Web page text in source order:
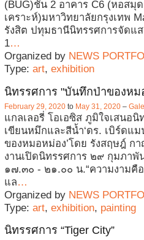
(BUG)ชั้น 2 อาคาร C6 (หอสมุ
เคราะห์)มหาวิทยาลัยกรุงเทพ
รังสิต ปทุมธานีนิทรรศการจัดแส
1…
Organized by NEWS
Type: art, exhibition
นิทรรศการ "บันทึกป่าของหม
February 29, 2020 to May 31, 2020 –
แกลเลอรี่ โอเอซิส ภูมิใจเสนอนิ
เขียนหมึกและสีน้ำ‘ดร. เบิร์ดแ
ของหมอหม่อง’โดย รังสฤษฎ์ ก
งานเปิดนิทรรศการ ๒๙ กุมภาพั
๑๗.๓๐ - ๒๑.๐๐ น.“ความงามคื
แล…
Organized by NEWS
Type: art, exhibition, painting
นิทรรศการ “Tiger City”